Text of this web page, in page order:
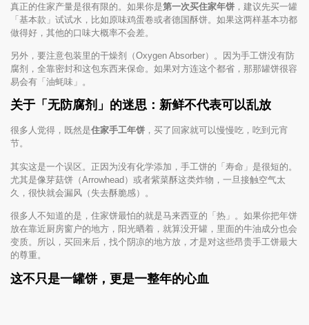
真正的住家产量是很有限的。如果你是第一次买住家年饼 ，建议先买一罐
「基本款」试试水，比如原味鸡蛋卷或者德国酥饼。如果这两样基本功都
做得好，其他的口味大概率不会差。
另外，要注意包装里的干燥剂（Oxygen Absorber）。因为手工饼没有防
腐剂，全靠密封和这包东西来保命。如果对方连这个都省，那那罐饼很容
易会有「油蚝味」。
关于「无防腐剂」的迷思：新鲜不代表可以乱放
很多人觉得，既然是住家手工年饼 ，买了回家就可以慢慢吃，吃到元宵
节。
其实这是一个误区。正因为没有化学添加，手工饼的「寿命」是很短的。
尤其是像芽菇饼（Arrowhead）或者紫菜酥这类炸物，一旦接触空气太
久，很快就会漏风（失去酥脆感）。
很多人不知道的是，住家饼最怕的就是马来西亚的「热」。如果你把年饼
放在靠近厨房窗户的地方，阳光晒着，就算没开罐，里面的牛油成分也会
变质。所以，买回来后，找个阴凉的地方放，才是对这些昂贵手工饼最大
的尊重。
这不只是一罐饼，更是一整年的心血